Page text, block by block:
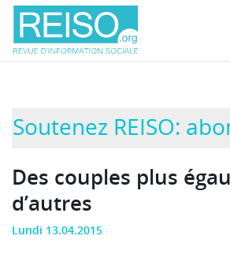
Soutenez REISO:
Des couples plus
d’autres
Lundi 13.04.2015